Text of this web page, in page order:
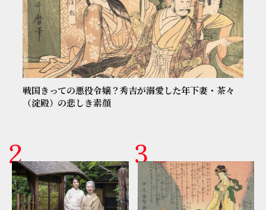
戦国きっての悪役令嬢？秀吉が溺愛した年下妻・茶々
（淀殿）の悲しき素顔